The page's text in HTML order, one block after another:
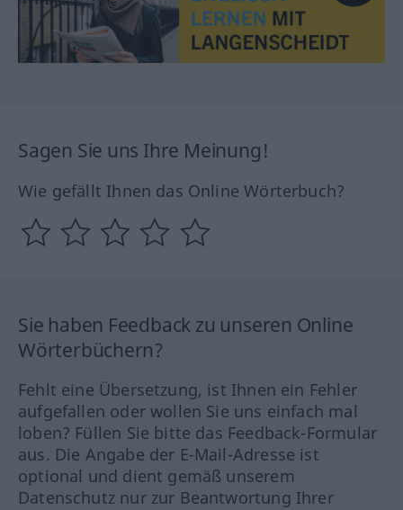
Sagen Sie uns Ihre Meinung!
Wie gefällt Ihnen das Online Wörterbuch?
Sie haben Feedback zu unseren Online
Wörterbüchern?
Fehlt eine Übersetzung, ist Ihnen ein Fehler
aufgefallen oder wollen Sie uns einfach mal
loben? Füllen Sie bitte das Feedback-Formular
aus. Die Angabe der E-Mail-Adresse ist
optional und dient gemäß unserem
Datenschutz nur zur Beantwortung Ihrer